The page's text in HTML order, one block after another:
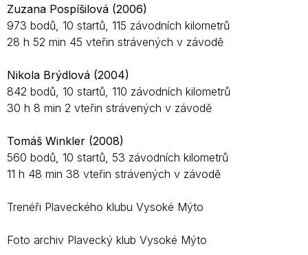
Zuzana Pospíšilová (2006)
973 bodů, 10 startů, 115 závodních kilometrů
28 h 52 min 45 vteřin strávených v závodě
Nikola Brýdlová (2004)
842 bodů, 10 startů, 110 závodních kilometrů
30 h 8 min 2 vteřin strávených v závodě
Tomáš Winkler (2008)
560 bodů, 10 startů, 53 závodních kilometrů
11 h 48 min 38 vteřin strávených v závodě
Trenéři Plaveckého klubu Vysoké Mýto
Foto archiv Plavecký klub Vysoké Mýto